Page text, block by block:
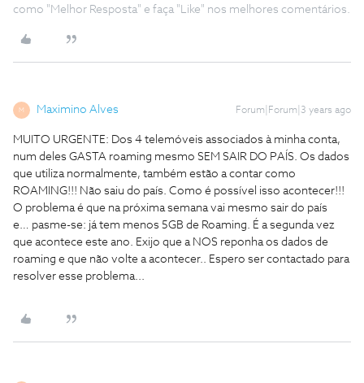
como "Melhor Resposta" e faça "Like" nos melhores comentários.
M Maximino Alves Forum|Forum|3 years ago
MUITO URGENTE: Dos 4 telemóveis associados à minha conta,
num deles GASTA roaming mesmo SEM SAIR DO PAÍS. Os dados
que utiliza normalmente, também estão a contar como
ROAMING!!! Não saiu do país. Como é possível isso acontecer!!!
O problema é que na próxima semana vai mesmo sair do país
e… pasme-se: já tem menos 5GB de Roaming. É a segunda vez
que acontece este ano. Exijo que a NOS reponha os dados de
roaming e que não volte a acontecer.. Espero ser contactado para
resolver esse problema...